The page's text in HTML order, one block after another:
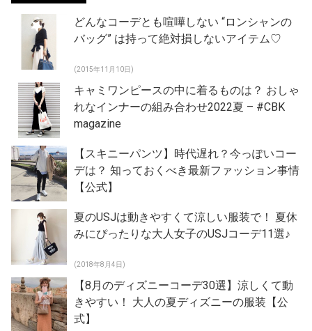
どんなコーデとも喧嘩しない “ロンシャンの
バッグ” は持って絶対損しないアイテム♡
(2015年11月10日)
キャミワンピースの中に着るものは？ おしゃ
れなインナーの組み合わせ2022夏 – #CBK
magazine
【スキニーパンツ】時代遅れ？今っぽいコー
デは？ 知っておくべき最新ファッション事情
【公式】
夏のUSJは動きやすくて涼しい服装で！ 夏休
みにぴったりな大人女子のUSJコーデ11選♪
(2018年8月4日)
【8月のディズニーコーデ30選】涼しくて動
きやすい！ 大人の夏ディズニーの服装【公
式】